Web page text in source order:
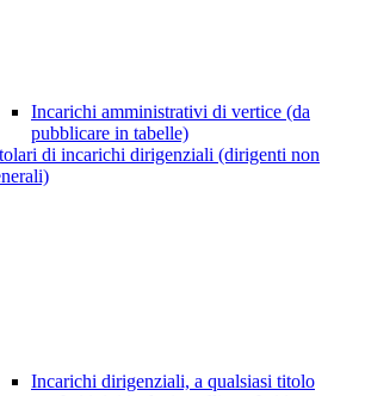
Incarichi amministrativi di vertice (da
pubblicare in tabelle)
di incarichi dirigenziali (dirigenti non
Incarichi dirigenziali, a qualsiasi titolo